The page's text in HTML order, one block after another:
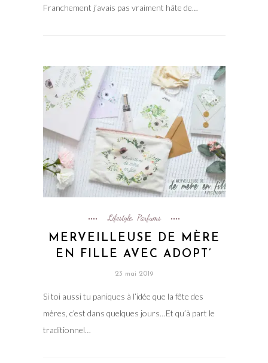
Franchement j’avais pas vraiment hâte de…
Lifestyle, Parfums
MERVEILLEUSE DE MÈRE
EN FILLE AVEC ADOPT’
23 mai 2019
Si toi aussi tu paniques à l’idée que la fête des
mères, c’est dans quelques jours…Et qu’à part le
traditionnel…